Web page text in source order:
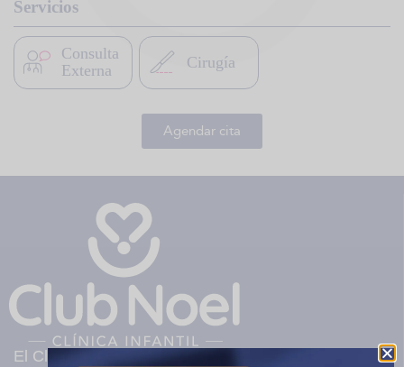
Servicios
Consulta
Externa
Cirugía
Agendar cita
El Club Noel es una clínica infantil privada sin ánimo